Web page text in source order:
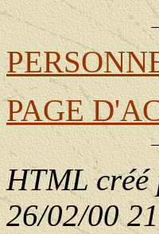
PAGE
HTML
26/02/00